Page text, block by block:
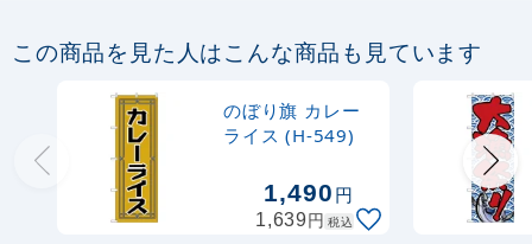
1.6～3m 伸縮式 緑 (30537GRN)
売り切れ中
購入不可
定番のぼり竿 オリジナルのぼりポール
1.6～3m 伸縮式 水色 (30537SBL)
この商品を見た人はこんな商品も見ています
のぼり旗 カレー
ライス (H-549)
1,490円
1,639円 税込